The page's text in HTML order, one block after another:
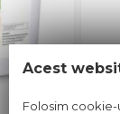
Acest
Folosim cookie-